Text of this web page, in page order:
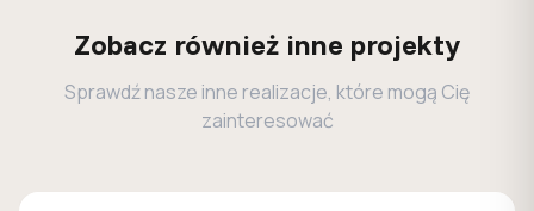
Zobacz również inne projekty
Sprawdź nasze inne realizacje, które mogą Cię
zainteresować